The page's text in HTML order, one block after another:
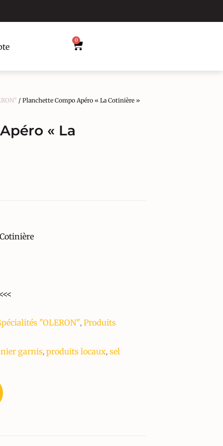
0
/ Planchette Compo Apéro « La Cotinière »
« La
"OLERON", Produits
garnis, produits locaux, sel